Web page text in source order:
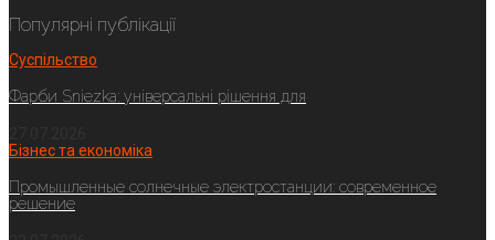
Популярні публікації
Суспільство
Фарби Sniezka: універсальні рішення для
Бізнес та економіка
Промышленные солнечные электростанции: современное
решение